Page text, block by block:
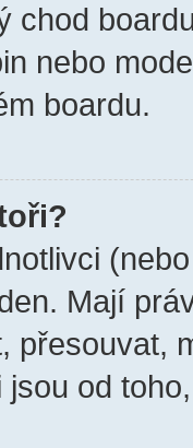
chod
nebo
boardu.
Mají
přesouvat,
jsou od